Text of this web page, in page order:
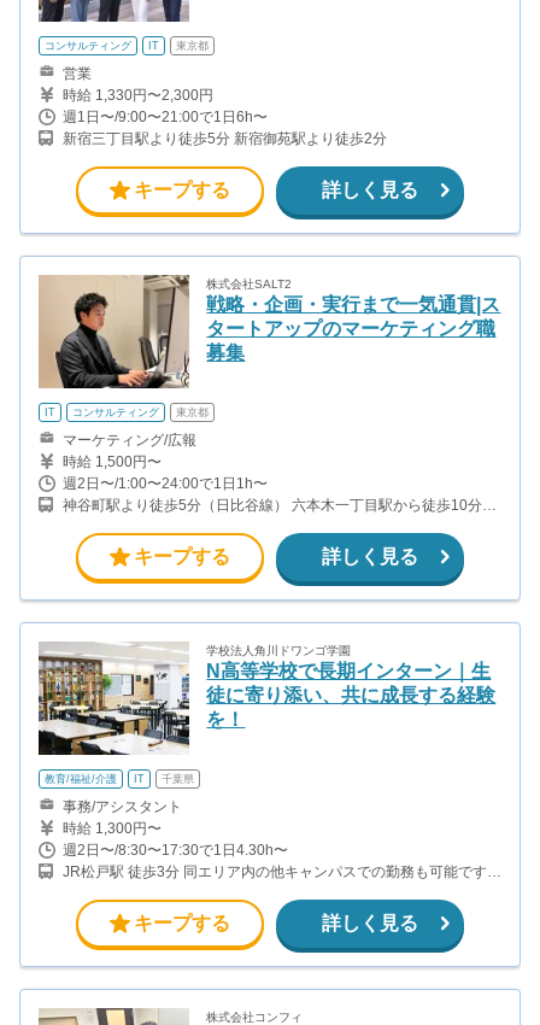
コンサルティング IT 東京都
営業
時給 1,330円〜2,300円
週1日〜/9:00〜21:00で1日6h〜
新宿三丁目駅より徒歩5分 新宿御苑駅より徒歩2分
キープする 詳しく見る
株式会社SALT2
戦略・企画・実行まで一気通貫|ス
タートアップのマーケティング職
募集
IT コンサルティング 東京都
マーケティング/広報
時給 1,500円〜
週2日〜/1:00〜24:00で1日1h〜
神谷町駅より徒歩5分（日比谷線） 六本木一丁目駅から徒歩10分
キープする 詳しく見る
学校法人角川ドワンゴ学園
N高等学校で長期インターン｜生
徒に寄り添い、共に成長する経験
を！
教育/福祉/介護 IT 千葉県
事務/アシスタント
時給 1,300円〜
週2日〜/8:30〜17:30で1日4.30h〜
JR松戸駅 徒歩3分 同エリア内の他キャンパスでの勤務も可能です！
キープする 詳しく見る
株式会社コンフィ